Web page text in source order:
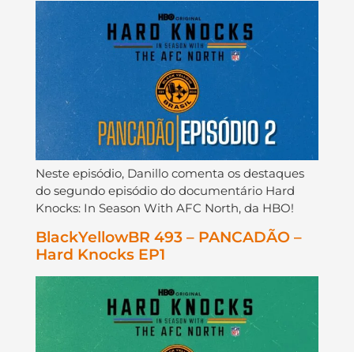
Neste episódio, Danillo comenta os destaques
do segundo episódio do documentário Hard
Knocks: In Season With AFC North, da HBO!
BlackYellowBR 493 – PANCADÃO –
Hard Knocks EP1